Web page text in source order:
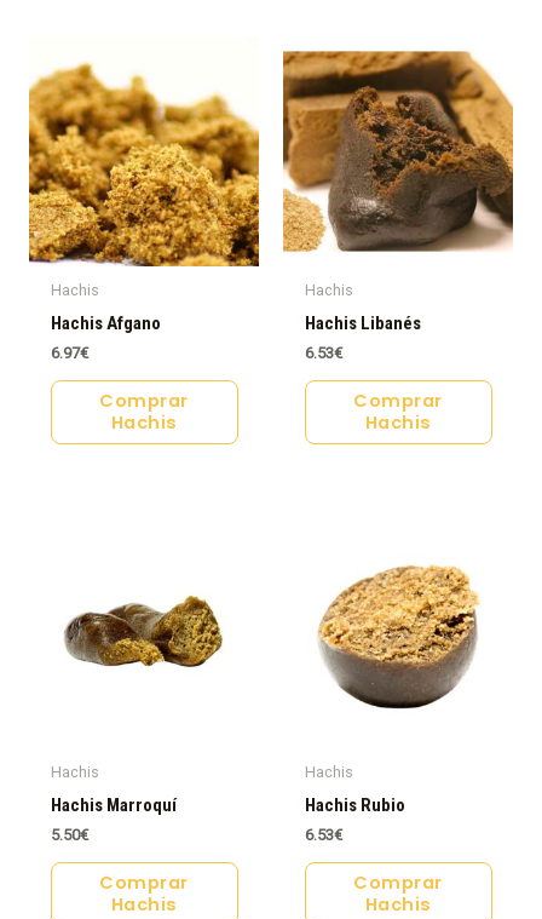
Hachis
Hachis Afgano
6.97€
Comprar
Hachis
Hachis
Hachis Libanés
6.53€
Comprar
Hachis
Hachis
Hachis Marroquí
5.50€
Comprar
Hachis
Hachis
Hachis Rubio
6.53€
Comprar
Hachis